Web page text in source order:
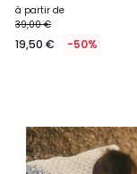
à partir de
39,00 €
19,50 € -50%